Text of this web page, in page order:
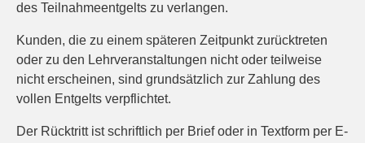
des Teilnahmeentgelts zu verlangen.
Kunden, die zu einem späteren Zeitpunkt zurücktreten
oder zu den Lehrveranstaltungen nicht oder teilweise
nicht erscheinen, sind grundsätzlich zur Zahlung des
vollen Entgelts verpflichtet.
Der Rücktritt ist schriftlich per Brief oder in Textform per E-